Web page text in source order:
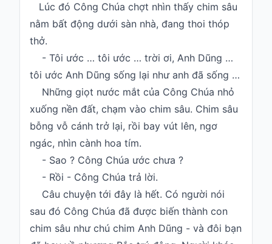
Lúc đó Công Chúa chợt nhìn thấy chim sâu
nằm bất động dưới sàn nhà, đang thoi thóp
thở.
- Tôi ước … tôi ước … trời ơi, Anh Dũng …
tôi ước Anh Dũng sống lại như anh đã sống …
Những giọt nước mắt của Công Chúa nhỏ
xuống nền đất, chạm vào chim sâu. Chim sâu
bỗng vỗ cánh trở lại, rồi bay vút lên, ngơ
ngác, nhìn cành hoa tím.
- Sao ? Công Chúa ước chưa ?
- Rồi - Công Chúa trả lời.
Câu chuyện tới đây là hết. Có người nói
sau đó Công Chúa đã được biến thành con
chim sâu như chú chim Anh Dũng - và đôi bạn